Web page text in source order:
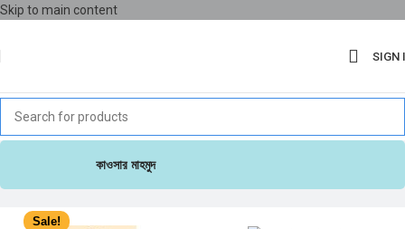
Skip to main content
SIGN
কাওসার মাহমুদ
Sale!